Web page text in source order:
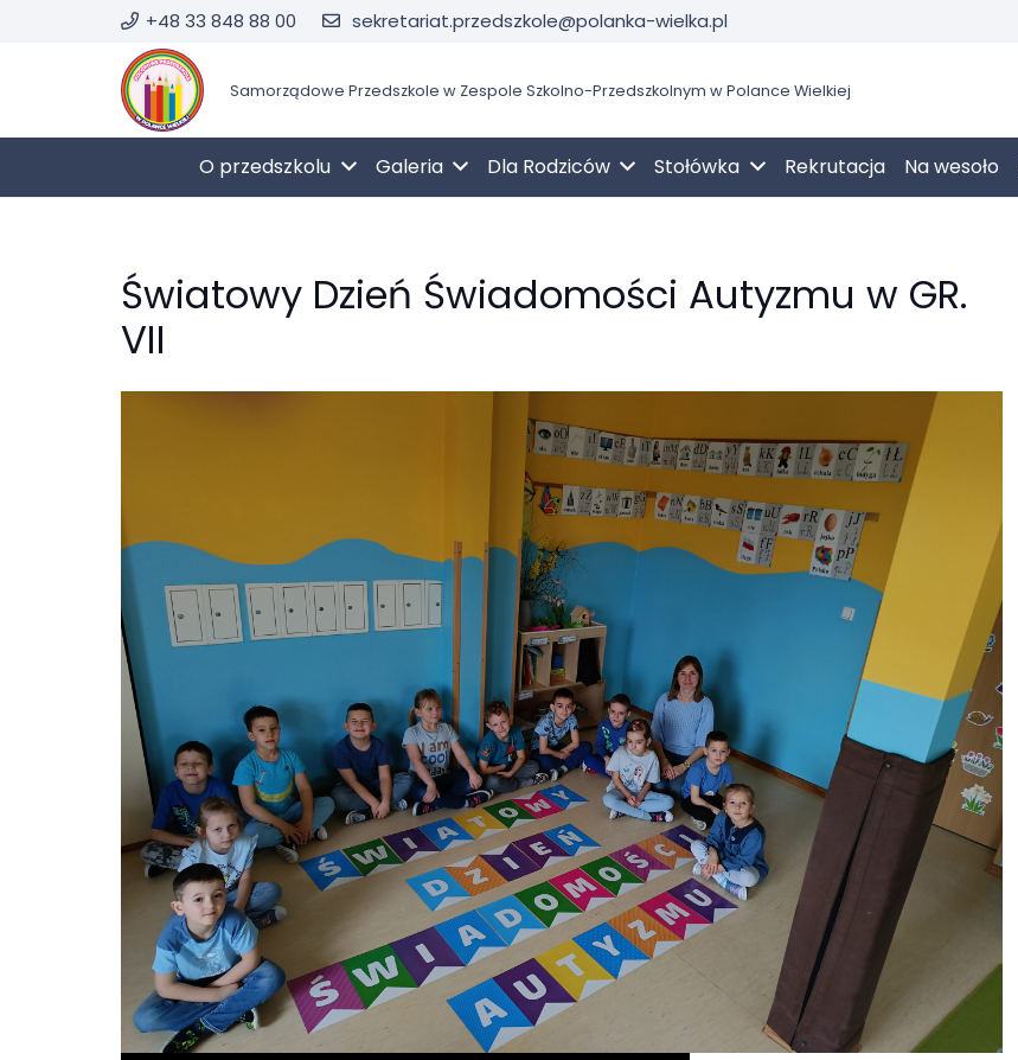
+48 33 848 88 00 sekretariat.przedszkole@polanka-wielka.pl
Samorządowe Przedszkole w Zespole Szkolno-Przedszkolnym w Polance Wielkiej
O przedszkolu Galeria Dla Rodziców Stołówka Rekrutacja Na wesoło
Światowy Dzień Świadomości Autyzmu w GR.
VII